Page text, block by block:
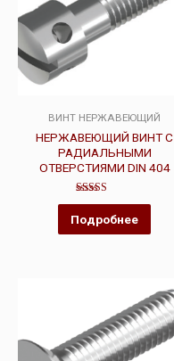
ВИНТ НЕРЖАВЕЮЩИЙ
НЕРЖАВЕЮЩИЙ ВИНТ С
РАДИАЛЬНЫМИ
ОТВЕРСТИЯМИ DIN 404
Оценка
5.00
из 5
Подробнее